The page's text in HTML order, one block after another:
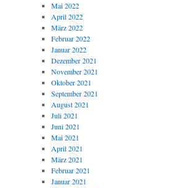
Mai 2022
April 2022
März 2022
Februar 2022
Januar 2022
Dezember 2021
November 2021
Oktober 2021
September 2021
August 2021
Juli 2021
Juni 2021
Mai 2021
April 2021
März 2021
Februar 2021
Januar 2021